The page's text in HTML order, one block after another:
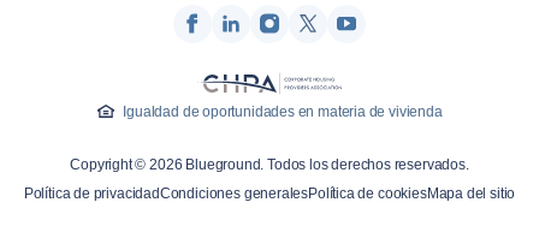
Quiénes somos
Prensa
Igualdad de oportunidades en materia de vivienda
Copyright © 2026 Blueground. Todos los derechos reservados.
Política de privacidadCondiciones generalesPolítica de cookiesMapa del sitio